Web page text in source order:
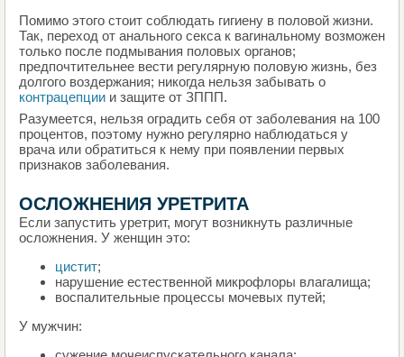
Помимо этого стоит соблюдать гигиену в половой жизни.
Так, переход от анального секса к вагинальному возможен
только после подмывания половых органов;
предпочтительнее вести регулярную половую жизнь, без
долгого воздержания; никогда нельзя забывать о
контрацепции и защите от ЗППП.
Разумеется, нельзя оградить себя от заболевания на 100
процентов, поэтому нужно регулярно наблюдаться у
врача или обратиться к нему при появлении первых
признаков заболевания.
ОСЛОЖНЕНИЯ УРЕТРИТА
Если запустить уретрит, могут возникнуть различные
осложнения. У женщин это:
цистит;
нарушение естественной микрофлоры влагалища;
воспалительные процессы мочевых путей;
У мужчин: